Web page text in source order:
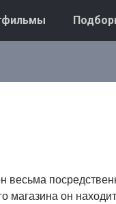
весьма
магазина он